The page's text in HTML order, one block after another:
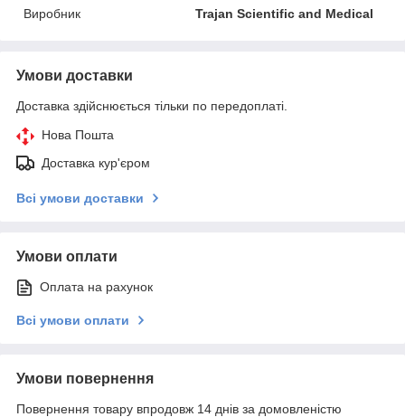
Виробник
Trajan Scientific and Medical
Умови доставки
Доставка здійснюється тільки по передоплаті.
Нова Пошта
Доставка кур'єром
Всі умови доставки
Умови оплати
Оплата на рахунок
Всі умови оплати
Умови повернення
Повернення товару впродовж 14 днів за домовленістю